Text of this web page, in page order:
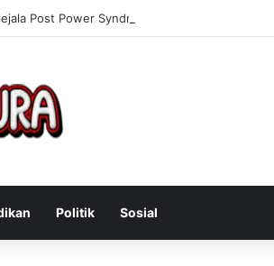
Post Power Syndrome Setelah Pensiun Kerja
Politik Sosial